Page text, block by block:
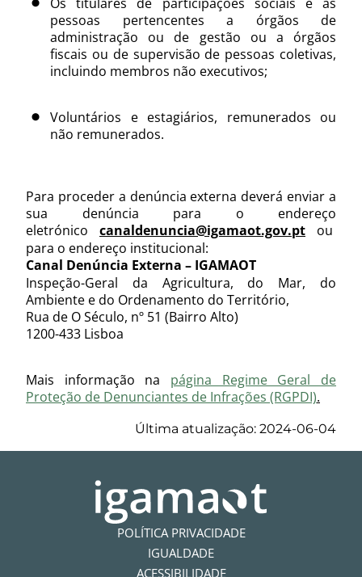
pessoas pertencentes a órgãos de
administração ou de gestão ou a órgãos
fiscais ou de supervisão de pessoas coletivas,
incluindo membros não executivos;
Voluntários e estagiários, remunerados ou
não remunerados.
Para proceder a denúncia externa deverá enviar a
sua denúncia para o endereço
eletrónico canaldenuncia@igamaot.gov.pt ou
para o endereço institucional:
Canal Denúncia Externa – IGAMAOT
Inspeção-Geral da Agricultura, do Mar, do
Ambiente e do Ordenamento do Território,
Rua de O Século, nº 51 (Bairro Alto)
1200-433 Lisboa
Mais informação na página Regime Geral de
Proteção de Denunciantes de Infrações (RGPDI).
Última atualização: 2024-06-04
POLÍTICA PRIVACIDADE
IGUALDADE
ACESSIBILIDADE